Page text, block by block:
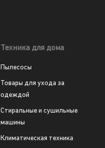
Техника для дома
Пылесосы
Товары для ухода за
одеждой
Стиральные и сушильные
машины
Климатическая техника